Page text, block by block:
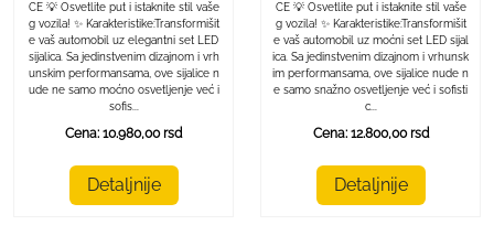
CE 💡 Osvetlite put i istaknite stil vaše
g vozila! ✨ Karakteristike:Transformišit
e vaš automobil uz elegantni set LED
sijalica. Sa jedinstvenim dizajnom i vrh
unskim performansama, ove sijalice n
ude ne samo moćno osvetljenje već i
sofis...
Cena: 10.980,00 rsd
Detaljnije
CE 💡 Osvetlite put i istaknite stil vaše
g vozila! ✨ Karakteristike:Transformišit
e vaš automobil uz moćni set LED sijal
ica. Sa jedinstvenim dizajnom i vrhunsk
im performansama, ove sijalice nude n
e samo snažno osvetljenje već i sofisti
c...
Cena: 12.800,00 rsd
Detaljnije